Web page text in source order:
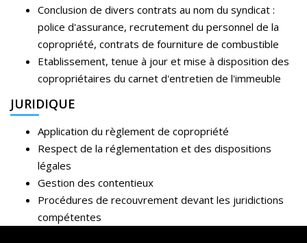
Conclusion de divers contrats au nom du syndicat :
police d'assurance, recrutement du personnel de la
copropriété, contrats de fourniture de combustible
Etablissement, tenue à jour et mise à disposition des
copropriétaires du carnet d'entretien de l'immeuble
JURIDIQUE
Application du règlement de copropriété
Respect de la réglementation et des dispositions
légales
Gestion des contentieux
Procédures de recouvrement devant les juridictions
compétentes